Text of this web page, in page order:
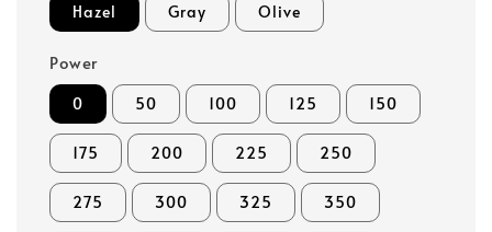
Hazel Gray Olive
Power
0 50 100 125 150
175 200 225 250
275 300 325 350